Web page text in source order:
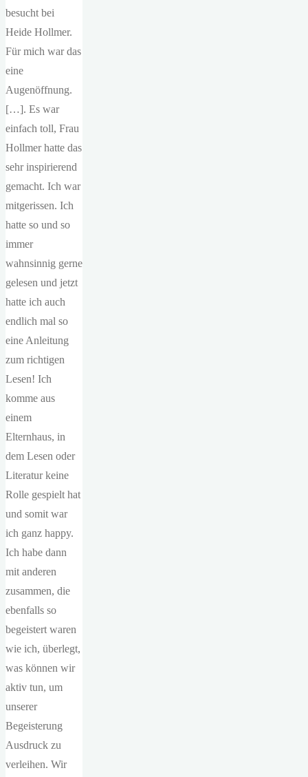
besucht bei
Heide Hollmer.
Für mich war das
eine
Augenöffnung.
[…]. Es war
einfach toll, Frau
Hollmer hatte das
sehr inspirierend
gemacht. Ich war
mitgerissen. Ich
hatte so und so
immer
wahnsinnig gerne
gelesen und jetzt
hatte ich auch
endlich mal so
eine Anleitung
zum richtigen
Lesen! Ich
komme aus
einem
Elternhaus, in
dem Lesen oder
Literatur keine
Rolle gespielt hat
und somit war
ich ganz happy.
Ich habe dann
mit anderen
zusammen, die
ebenfalls so
begeistert waren
wie ich, überlegt,
was können wir
aktiv tun, um
unserer
Begeisterung
Ausdruck zu
verleihen. Wir